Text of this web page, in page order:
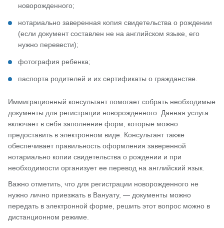
новорожденного;
нотариально заверенная копия свидетельства о рождении
(если документ составлен не на английском языке, его
нужно перевести);
фотография ребенка;
паспорта родителей и их сертификаты о гражданстве.
Иммиграционный консультант помогает собрать необходимые
документы для регистрации новорожденного. Данная услуга
включает в себя заполнение форм, которые можно
предоставить в электронном виде. Консультант также
обеспечивает правильность оформления заверенной
нотариально копии свидетельства о рождении и при
необходимости организует ее перевод на английский язык.
Важно отметить, что для регистрации новорожденного не
нужно лично приезжать в Вануату, — документы можно
передать в электронной форме, решить этот вопрос можно в
дистанционном режиме.